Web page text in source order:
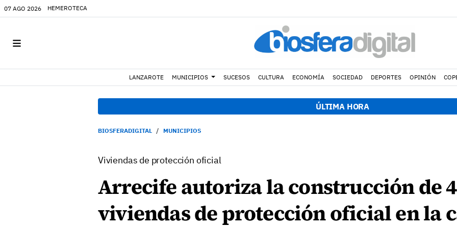
07 AGO 2026 HEMEROTECA
LANZAROTE MUNICIPIOS SUCESOS CULTURA ECONOMÍA SOCIEDAD DEPORTES OPINIÓN
ÚLTIMA HORA
BIOSFERADIGITAL MUNICIPIOS
Viviendas de protección oficial
Arrecife autoriza la construcción de
viviendas de protección oficial en la